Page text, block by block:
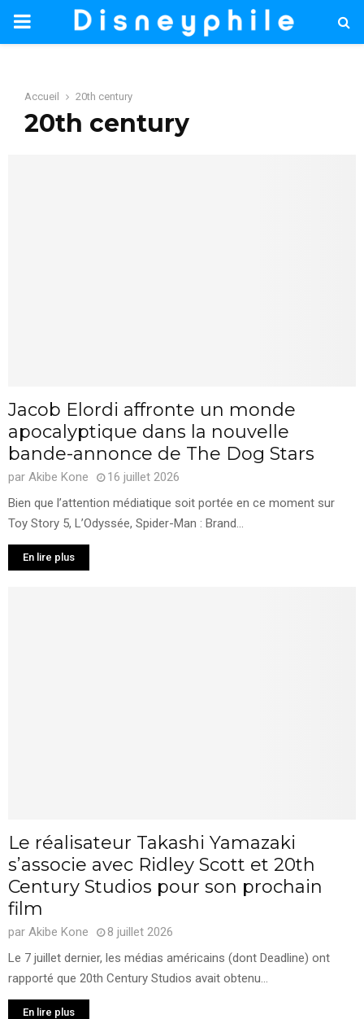
PRIMARY
Accueil 20th century
20th century
Jacob Elordi affronte un monde
apocalyptique dans la nouvelle
bande-annonce de The Dog Stars
par Akibe Kone
16 juillet 2026
Bien que l’attention médiatique soit portée en ce moment sur
Toy Story 5, L’Odyssée, Spider-Man : Brand...
En lire plus
Le réalisateur Takashi Yamazaki
s’associe avec Ridley Scott et 20th
Century Studios pour son prochain
film
par Akibe Kone
8 juillet 2026
Le 7 juillet dernier, les médias américains (dont Deadline) ont
rapporté que 20th Century Studios avait obtenu...
En lire plus